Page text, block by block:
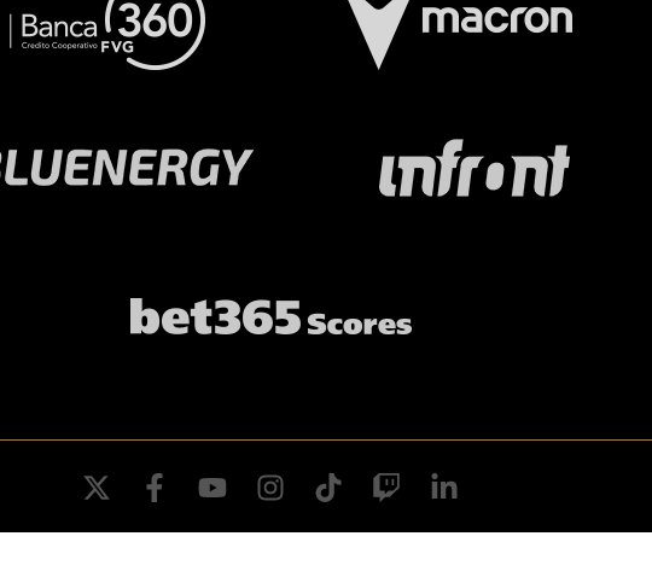
twitter facebookyoutube instagramtiktok twitch